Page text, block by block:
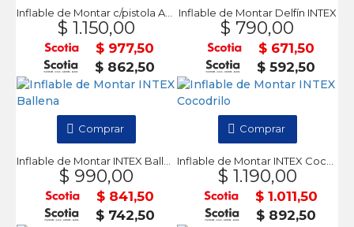
Inflable de Montar c/pistola Agua INTEX
$ 1.150,00
$ 977,50
$ 862,50
Inflable de Montar Delfín INTEX
$ 790,00
$ 671,50
$ 592,50
$ 990,00
$ 841,50
$ 742,50
Comprar
$ 1.190,00
$ 1.011,50
$ 892,50
Comprar